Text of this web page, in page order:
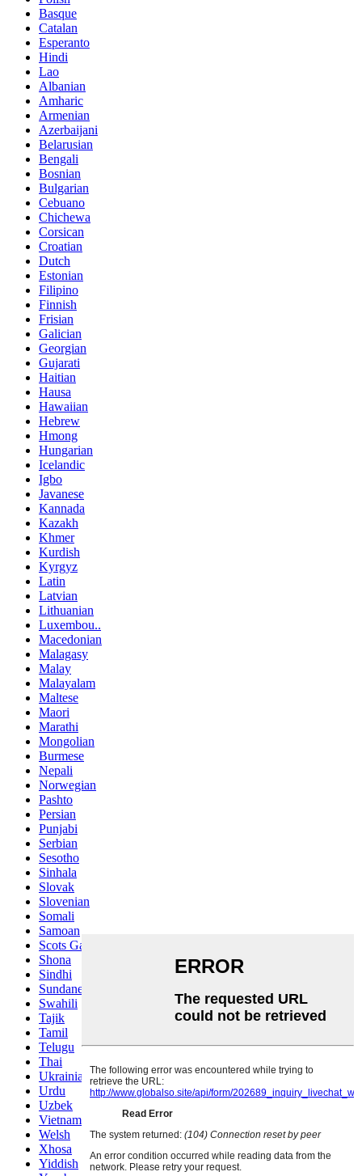
Basque
Catalan
Esperanto
Hindi
Lao
Albanian
Amharic
Armenian
Azerbaijani
Belarusian
Bengali
Bosnian
Bulgarian
Cebuano
Chichewa
Corsican
Croatian
Dutch
Estonian
Filipino
Finnish
Frisian
Galician
Georgian
Gujarati
Haitian
Hausa
Hawaiian
Hebrew
Hmong
Hungarian
Icelandic
Igbo
Javanese
Kannada
Kazakh
Khmer
Kurdish
Kyrgyz
Latin
Latvian
Lithuanian
Luxembou..
Macedonian
Malagasy
Malay
Malayalam
Maltese
Maori
Marathi
Mongolian
Burmese
Nepali
Norwegian
Pashto
Persian
Punjabi
Serbian
Sesotho
Sinhala
Slovak
Slovenian
Somali
Samoan
Scots Gaelic
Shona
Sindhi
Sundanese
Swahili
Tajik
Tamil
Telugu
Thai
Ukrainian
Urdu
Uzbek
Vietnamese
Welsh
Xhosa
Yiddish